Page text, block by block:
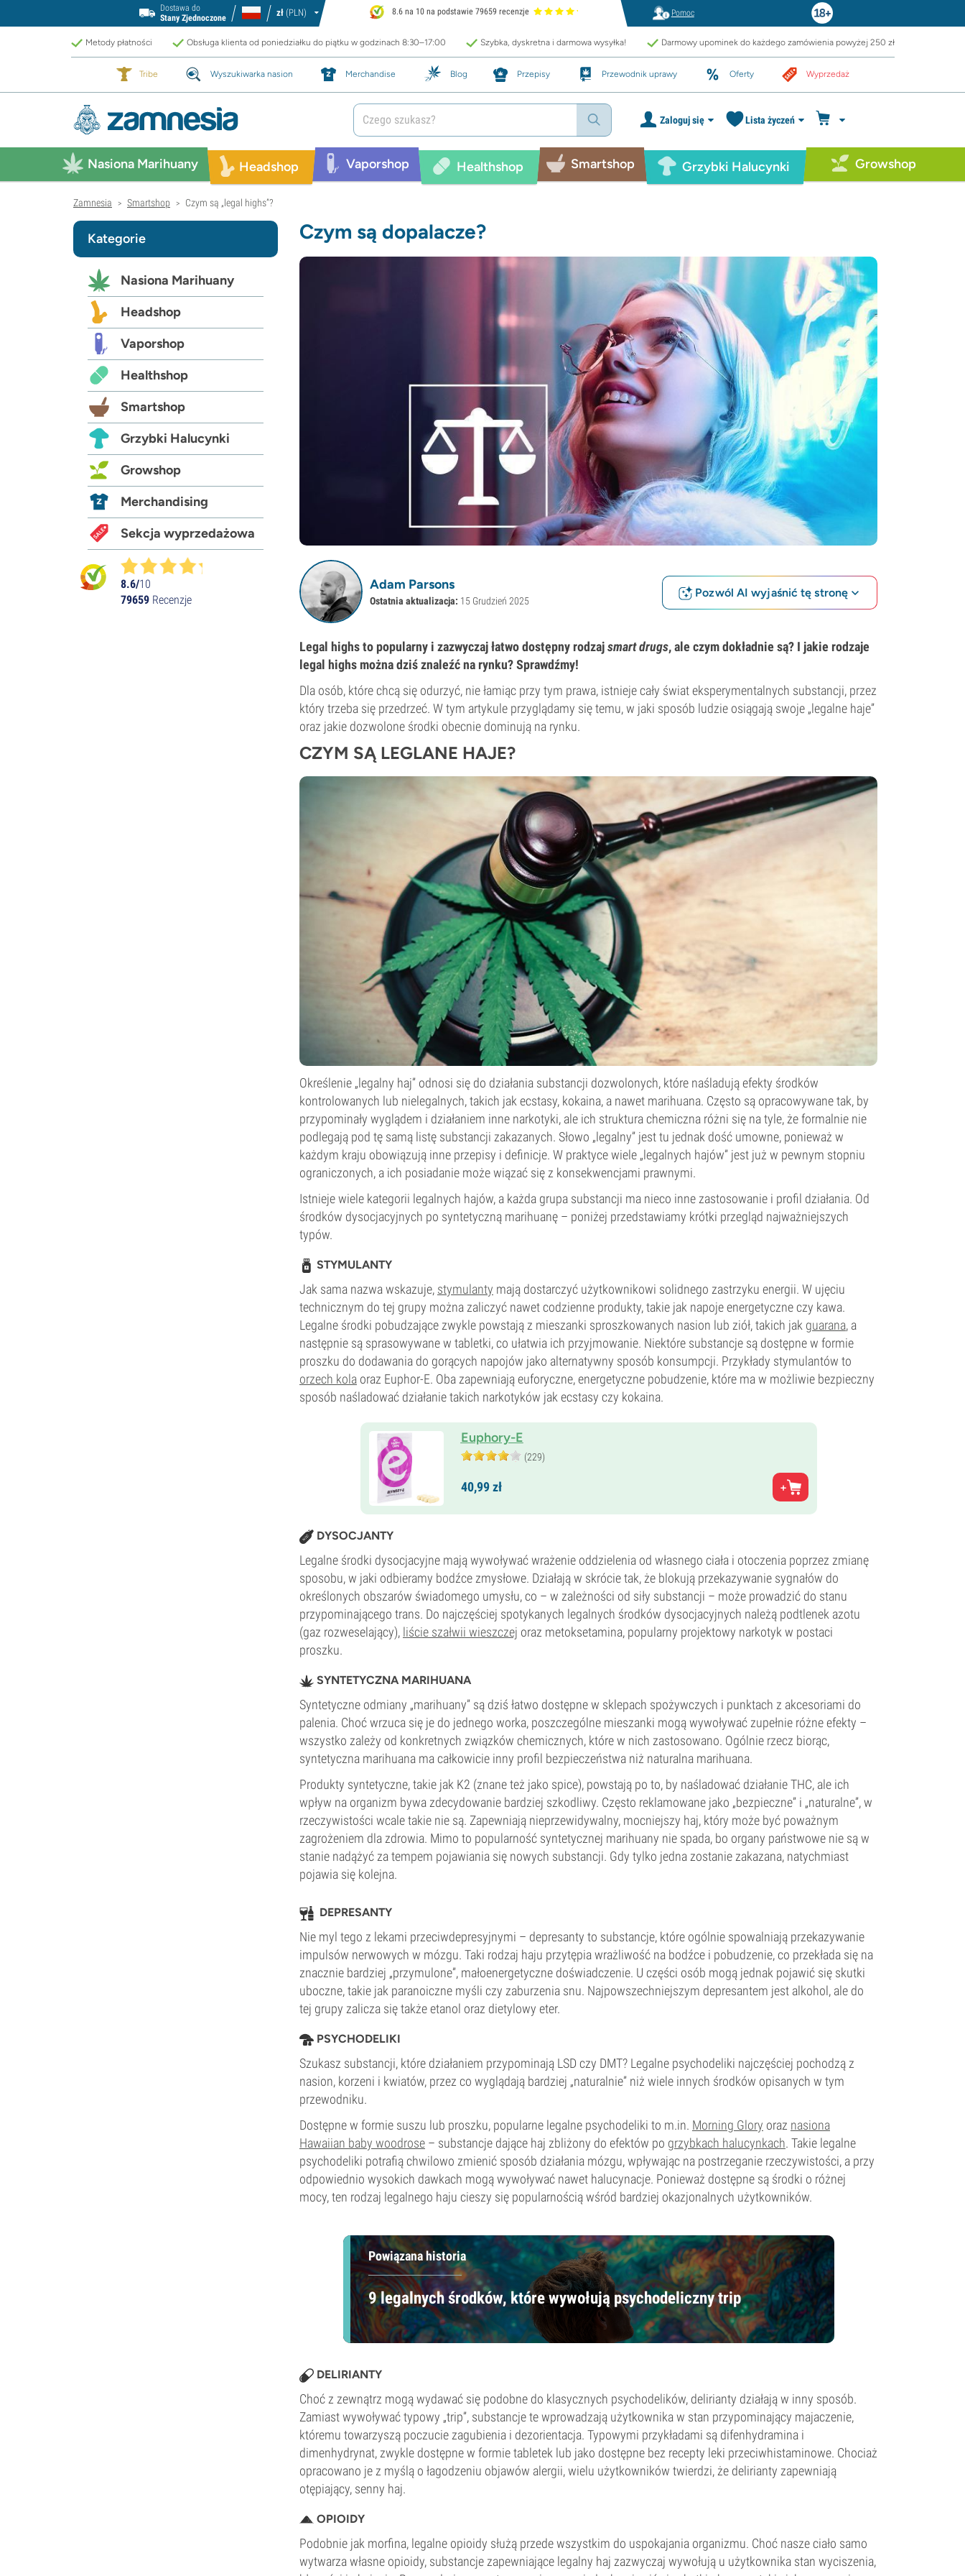
Dostawa do
Stany Zjednoczone
zł (PLN) 8.6 na 10 na podstawie 79659 recenzje Pomoc
Metody płatności Obsługa klienta od poniedziałku do piątku w godzinach 8:30–17:00 Szybka, dyskretna i darmowa wysyłka! Darmowy upominek do każdego zamówienia powyżej 250 zł
Tribe Wyszukiwarka nasion Merchandise Blog Przepisy Przewodnik uprawy Oferty Wyprzedaż
Zaloguj się Lista życzeń
Nasiona Marihuany Headshop Vaporshop Healthshop Smartshop Grzybki Halucynki Growshop
Zamnesia > Smartshop > Czym są „legal highs”?
Czym są dopalacze?
Adam Parsons
Ostatnia aktualizacja: 15 Grudzień 2025
Pozwól AI wyjaśnić tę stronę
Legal highs to popularny i zazwyczaj łatwo dostępny rodzajsmart drugs, ale czym dokładnie są? I jakie rodzaje
legal highs można dziś znaleźć na rynku? Sprawdźmy!
Dla osób, które chcą się odurzyć, nie łamiąc przy tym prawa, istnieje cały świat eksperymentalnych substancji, przez
który trzeba się przedrzeć. W tym artykule przyglądamy się temu, w jaki sposób ludzie osiągają swoje „legalne haje”
oraz jakie dozwolone środki obecnie dominują na rynku.
CZYM SĄ LEGLANE HAJE?
Określenie „legalny haj” odnosi się do działania substancji dozwolonych, które naśladują efekty środków
kontrolowanych lub nielegalnych, takich jak ecstasy, kokaina, a nawet marihuana. Często są opracowywane tak, by
przypominały wyglądem i działaniem inne narkotyki, ale ich struktura chemiczna różni się na tyle, że formalnie nie
podlegają pod tę samą listę substancji zakazanych. Słowo „legalny” jest tu jednak dość umowne, ponieważ w
każdym kraju obowiązują inne przepisy i definicje. W praktyce wiele „legalnych hajów” jest już w pewnym stopniu
ograniczonych, a ich posiadanie może wiązać się z konsekwencjami prawnymi.
Istnieje wiele kategorii legalnych hajów, a każda grupa substancji ma nieco inne zastosowanie i profil działania. Od
środków dysocjacyjnych po syntetyczną marihuanę – poniżej przedstawiamy krótki przegląd najważniejszych
typów.
STYMULANTY
Jak sama nazwa wskazuje, stymulanty mają dostarczyć użytkownikowi solidnego zastrzyku energii. W ujęciu
technicznym do tej grupy można zaliczyć nawet codzienne produkty, takie jak napoje energetyczne czy kawa.
Legalne środki pobudzające zwykle powstają z mieszanki sproszkowanych nasion lub ziół, takich jak guarana, a
następnie są sprasowywane w tabletki, co ułatwia ich przyjmowanie. Niektóre substancje są dostępne w formie
proszku do dodawania do gorących napojów jako alternatywny sposób konsumpcji. Przykłady stymulantów to
orzech kola oraz Euphor-E. Oba zapewniają euforyczne, energetyczne pobudzenie, które ma w możliwie bezpieczny
sposób naśladować działanie takich narkotyków jak ecstasy czy kokaina.
Euphory-E
(229)
40,99zł
DYSOCJANTY
Legalne środki dysocjacyjne mają wywoływać wrażenie oddzielenia od własnego ciała i otoczenia poprzez zmianę
sposobu, w jaki odbieramy bodźce zmysłowe. Działają w skrócie tak, że blokują przekazywanie sygnałów do
określonych obszarów świadomego umysłu, co – w zależności od siły substancji – może prowadzić do stanu
przypominającego trans. Do najczęściej spotykanych legalnych środków dysocjacyjnych należą podtlenek azotu
(gaz rozweselający), liście szałwii wieszczej oraz metoksetamina, popularny projektowy narkotyk w postaci
proszku.
SYNTETYCZNA MARIHUANA
Syntetyczne odmiany „marihuany” są dziś łatwo dostępne w sklepach spożywczych i punktach z akcesoriami do
palenia. Choć wrzuca się je do jednego worka, poszczególne mieszanki mogą wywoływać zupełnie różne efekty –
wszystko zależy od konkretnych związków chemicznych, które w nich zastosowano. Ogólnie rzecz biorąc,
syntetyczna marihuana ma całkowicie inny profil bezpieczeństwa niż naturalna marihuana.
Produkty syntetyczne, takie jak K2 (znane też jako spice), powstają po to, by naśladować działanie THC, ale ich
wpływ na organizm bywa zdecydowanie bardziej szkodliwy. Często reklamowane jako „bezpieczne” i „naturalne”, w
rzeczywistości wcale takie nie są. Zapewniają nieprzewidywalny, mocniejszy haj, który może być poważnym
zagrożeniem dla zdrowia. Mimo to popularność syntetycznej marihuany nie spada, bo organy państwowe nie są w
stanie nadążyć za tempem pojawiania się nowych substancji. Gdy tylko jedna zostanie zakazana, natychmiast
pojawia się kolejna.
DEPRESANTY
Nie myl tego z lekami przeciwdepresyjnymi – depresanty to substancje, które ogólnie spowalniają przekazywanie
impulsów nerwowych w mózgu. Taki rodzaj haju przytępia wrażliwość na bodźce i pobudzenie, co przekłada się na
znacznie bardziej „przymulone”, małoenergetyczne doświadczenie. U części osób mogą jednak pojawić się skutki
uboczne, takie jak paranoiczne myśli czy zaburzenia snu. Najpowszechniejszym depresantem jest alkohol, ale do
tej grupy zalicza się także etanol oraz dietylowy eter.
PSYCHODELIKI
Szukasz substancji, które działaniem przypominają LSD czy DMT? Legalne psychodeliki najczęściej pochodzą z
nasion, korzeni i kwiatów, przez co wyglądają bardziej „naturalnie” niż wiele innych środków opisanych w tym
przewodniku.
Dostępne w formie suszu lub proszku, popularne legalne psychodeliki to m.in. Morning Glory oraz nasiona
Hawaiian baby woodrose – substancje dające haj zbliżony do efektów po grzybkach halucynkach. Takie legalne
psychodeliki potrafią chwilowo zmienić sposób działania mózgu, wpływając na postrzeganie rzeczywistości, a przy
odpowiednio wysokich dawkach mogą wywoływać nawet halucynacje. Ponieważ dostępne są środki o różnej
mocy, ten rodzaj legalnego haju cieszy się popularnością wśród bardziej okazjonalnych użytkowników.
Powiązana historia
9 legalnych środków, które wywołują psychodeliczny trip
DELIRIANTY
Choć z zewnątrz mogą wydawać się podobne do klasycznych psychodelików, delirianty działają w inny sposób.
Zamiast wywoływać typowy „trip”, substancje te wprowadzają użytkownika w stan przypominający majaczenie,
któremu towarzyszą poczucie zagubienia i dezorientacja. Typowymi przykładami są difenhydramina i
dimenhydrynat, zwykle dostępne w formie tabletek lub jako dostępne bez recepty leki przeciwhistaminowe. Chociaż
opracowano je z myślą o łagodzeniu objawów alergii, wielu użytkowników twierdzi, że delirianty zapewniają
otępiający, senny haj.
OPIOIDY
Podobnie jak morfina, legalne opioidy służą przede wszystkim do uspokajania organizmu. Choć nasze ciało samo
wytwarza własne opioidy, substancje zapewniające legalny haj zazwyczaj wywołują u użytkownika stan wyciszenia,
Kategorie
Nasiona Marihuany
Headshop
Vaporshop
Healthshop
Smartshop
Grzybki Halucynki
Growshop
Merchandising
Sekcja wyprzedażowa
8.6/10
79659 Recenzje